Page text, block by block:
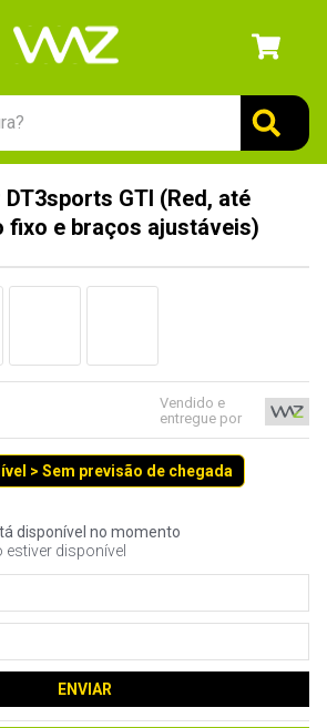
GTI (Red, até
fixo e braços ajustáveis)
Vendido e
entregue por
> Sem previsão de chegada
disponível no momento
disponível
ENVIAR
1º
gabinete
3º
teclado
5º
openbox
7º
fractal
8º
controle
hd
10º jonsbo